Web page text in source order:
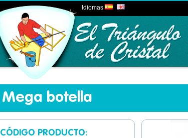
Idiomas
Mega botella
CÓDIGO PRODUCTO: